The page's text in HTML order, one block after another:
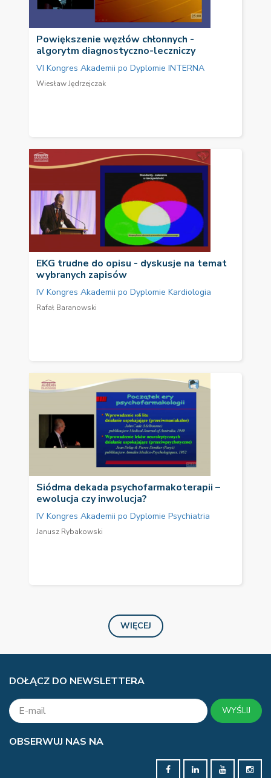
Powiększenie węzłów chłonnych -
algorytm diagnostyczno-leczniczy
VI Kongres Akademii po Dyplomie INTERNA
Wiesław Jędrzejczak
EKG trudne do opisu - dyskusje na temat
wybranych zapisów
IV Kongres Akademii po Dyplomie Kardiologia
Rafał Baranowski
Siódma dekada psychofarmakoterapii –
ewolucja czy inwolucja?
IV Kongres Akademii po Dyplomie Psychiatria
Janusz Rybakowski
WIĘCEJ
DOŁĄCZ DO NEWSLETTERA
WYŚLIJ
OBSERWUJ NAS NA